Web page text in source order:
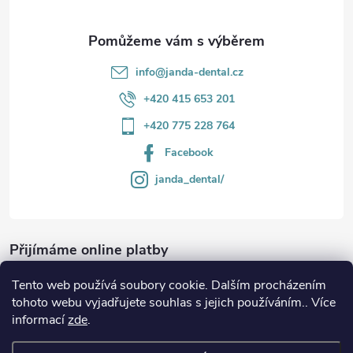
Tento web používá soubory cookie. Dalším procházením
tohoto webu vyjadřujete souhlas s jejich používáním.. Více
informacízde.
info@janda-dental.cz
+420 415 653 201
+420 775 228 764
Facebook
janda_dental/
Přijímáme online platby